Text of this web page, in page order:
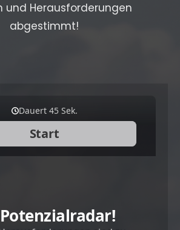
und Herausforderungen
abgestimmt!